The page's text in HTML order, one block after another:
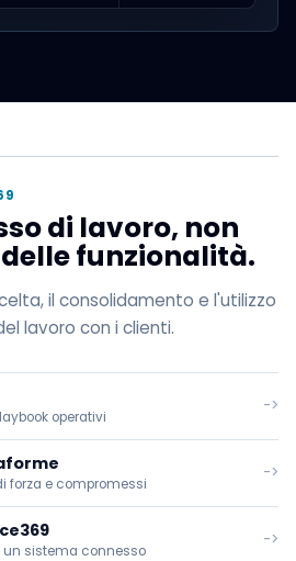
di lavoro, non
funzionalità.
il consolidamento e l'utilizzo
lavoro con i clienti.
operativi
->
forza e compromessi
->
un sistema connesso
->